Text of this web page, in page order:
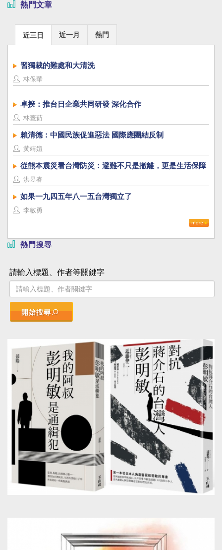
熱門文章
近三日 近一月 熱門
習獨裁的難處和大清洗
林保華
卓揆：推台日企業共同研發 深化合作
林薏茹
賴清德：中國民族促進惡法 國際應團結反制
黃靖媗
從熊本震災看台灣防災：避難不只是撤離，更是生活保障
洪昱睿
如果一九四五年八一五台灣獨立了
李敏勇
熱門搜尋
請輸入標題、作者等關鍵字
開始搜尋